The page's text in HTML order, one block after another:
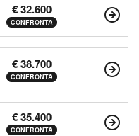
€ 32.600
CONFRONTA
€ 38.700
CONFRONTA
€ 35.400
CONFRONTA